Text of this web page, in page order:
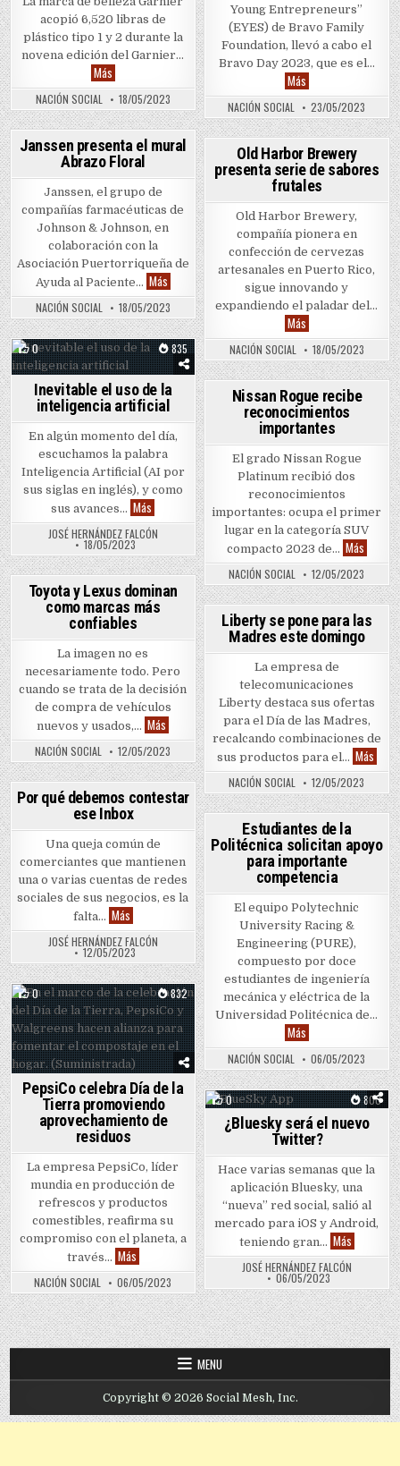
Young Entrepreneurs”
(EYES) de Bravo Family
Foundation, llevó a cabo el
Bravo Day 2023, que es el…
MásExitoso encuentro
NACIÓN SOCIAL 23/05/2023
acopió 6,520 libras de
plástico tipo 1 y 2 durante la
novena edición del Garnier…
MásGarnier Green Fest logra acopio de sobre seis mil libras de
NACIÓN SOCIAL 18/05/2023
0 546
Posted in
Janssen presenta el mural
Abrazo Floral
Janssen, el grupo de
compañías farmacéuticas de
Johnson & Johnson, en
colaboración con la
Asociación Puertorriqueña de
Ayuda al Paciente… MásJanssen presenta el mural Abrazo Floral
NACIÓN SOCIAL 18/05/2023
Posted in
Old Harbor Brewery
presenta serie de sabores
frutales
Old Harbor Brewery,
compañía pionera en
confección de cervezas
artesanales en Puerto Rico,
sigue innovando y
expandiendo el paladar del…
MásOld Harbor
NACIÓN SOCIAL 18/05/2023
0 835
Posted in
Inevitable el uso de la
inteligencia artificial
En algún momento del día,
escuchamos la palabra
Inteligencia Artificial (AI por
sus siglas en inglés), y como
sus avances… Más Inevitable el uso de la inteligencia artificial
JOSÉ HERNÁNDEZ FALCÓN
18/05/2023
Posted in
Nissan Rogue recibe
reconocimientos
importantes
El grado Nissan Rogue
Platinum recibió dos
reconocimientos
importantes: ocupa el primer
lugar en la categoría SUV
compacto 2023 de… MásNissan
NACIÓN SOCIAL 12/05/2023
0 1092
Posted in
Toyota y Lexus dominan
como marcas más
confiables
La imagen no es
necesariamente todo. Pero
cuando se trata de la decisión
de compra de vehículos
nuevos y usados,… Más Toyota y Lexus dominan como marcas más
NACIÓN SOCIAL 12/05/2023
0 855
Posted in
Liberty se pone para las
Madres este domingo
La empresa de
telecomunicaciones
Liberty destaca sus ofertas
para el Día de las Madres,
recalcando combinaciones de
sus productos para el… Más
NACIÓN SOCIAL 12/05/2023
0 629
Por qué debemos contestar
ese Inbox
Una queja común de
comerciantes que mantienen
una o varias cuentas de redes
sociales de sus negocios, es la
falta… MásPor qué debemos contestar ese Inbox
JOSÉ HERNÁNDEZ FALCÓN
12/05/2023
Posted in
Estudiantes de la
Politécnica solicitan apoyo
para importante
competencia
El equipo Polytechnic
University Racing &
Engineering (PURE),
compuesto por doce
estudiantes de ingeniería
mecánica y eléctrica de la
Universidad Politécnica de…
MásEstudiantes de la
NACIÓN SOCIAL 06/05/2023
0 832
Posted in
PepsiCo celebra Día de la
Tierra promoviendo
aprovechamiento de
residuos
La empresa PepsiCo, líder
mundia en producción de
refrescos y productos
comestibles, reafirma su
compromiso con el planeta, a
través… MásPepsiCo celebra Día de la Tierra promoviendo
NACIÓN SOCIAL 06/05/2023
0 800
Posted in
¿Bluesky será el nuevo
Twitter?
Hace varias semanas que la
aplicación Bluesky, una
“nueva” red social, salió al
mercado para iOS y Android,
teniendo gran… Más¿Bluesky
JOSÉ HERNÁNDEZ FALCÓN
06/05/2023
MENU
Copyright © 2026 Social Mesh, Inc.